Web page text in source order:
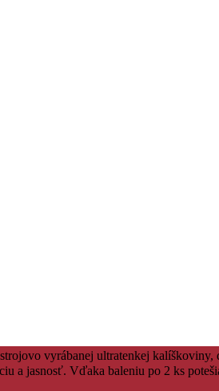
vyrábanej ultratenkej
a jasnosť. Vďaka baleniu po 2 ks